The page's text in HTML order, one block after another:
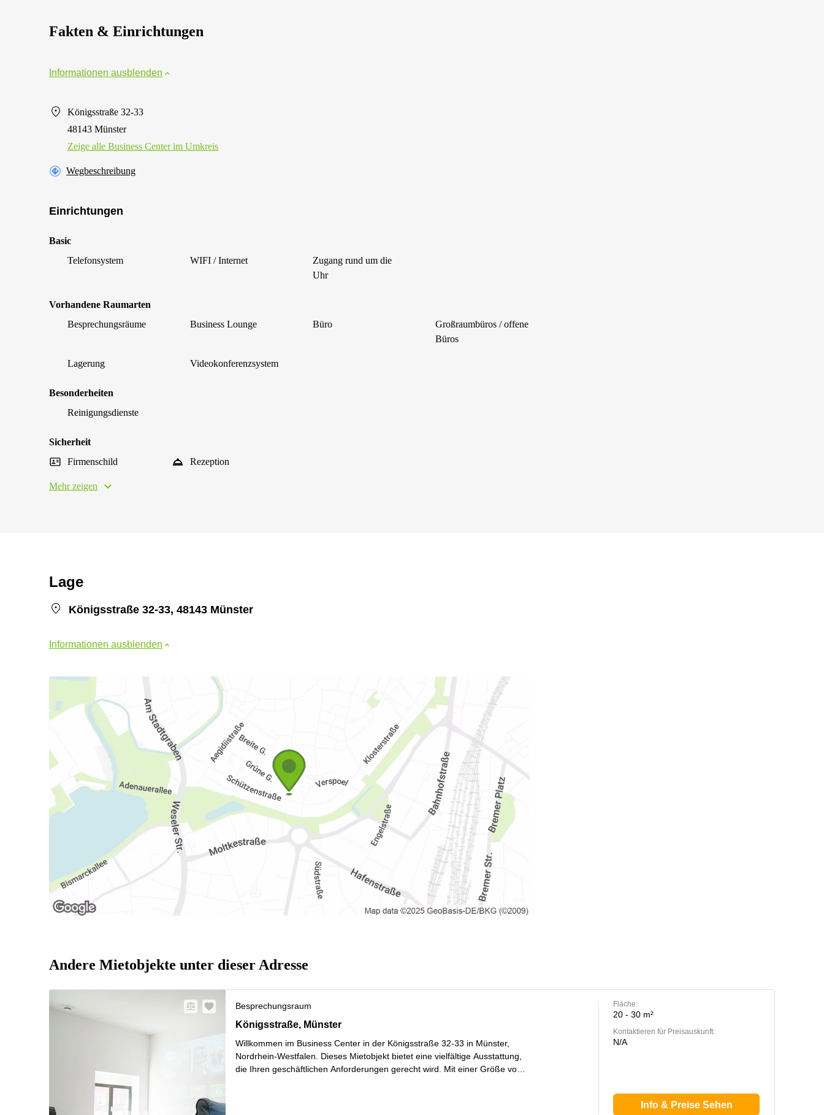
Fakten & Einrichtungen
Informationen ausblenden
Königsstraße 32-33
48143 Münster
Zeige alle Business Center im Umkreis
Wegbeschreibung
Einrichtungen
Basic
Telefonsystem
WIFI / Internet
Zugang rund um die
Uhr
Vorhandene Raumarten
Besprechungsräume
Business Lounge Büro
Großraumbüros / offene
Büros
Lagerung Videokonferenzsystem
Besonderheiten
Reinigungsdienste
Sicherheit
Firmenschild
Rezeption
Mehr zeigen
Lage
Königsstraße 32-33, 48143 Münster
Informationen ausblenden
Andere Mietobjekte unter dieser Adresse
Besprechungsraum
Königsstraße 32-33, Münster
Königsstraße, Münster
Willkommen im Business Center in der Königsstraße 32-33 in Münster,
Nordrhein-Westfalen. Dieses Mietobjekt bietet eine vielfältige Ausstattung,
die Ihren geschäftlichen Anforderungen gerecht wird. Mit einer Größe von
Fläche:
20 - 30 m²
Kontaktieren für Preisauskunft:
N/A
Info & Preise Sehen